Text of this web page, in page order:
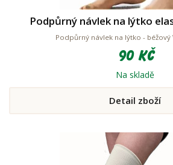
Podpůrný návlek na lýtko
Podpůrný návlek na lýtko - béžový
90 Kč
Na skladě
Detail zboží